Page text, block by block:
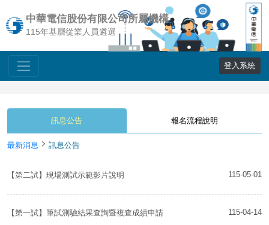
中華電信股份有限公司所屬機構
115年基層從業人員遴選
登入系統
訊息公告 報名流程說明
最新消息 訊息公告
【第二試】現場測試示範影片說明 115-05-01
【第一試】筆試測驗結果查詢暨複查成績申請 115-04-14